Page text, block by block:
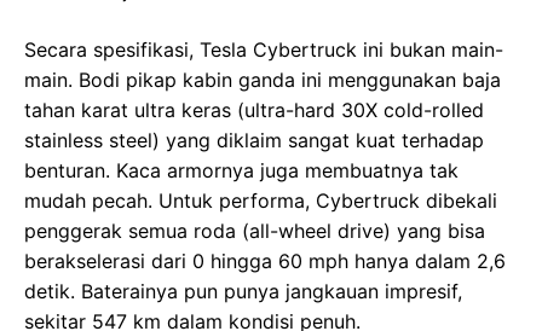
Secara spesifikasi, Tesla Cybertruck ini bukan main-
main. Bodi pikap kabin ganda ini menggunakan baja
tahan karat ultra keras (ultra-hard 30X cold-rolled
stainless steel) yang diklaim sangat kuat terhadap
benturan. Kaca armornya juga membuatnya tak
mudah pecah. Untuk performa, Cybertruck dibekali
penggerak semua roda (all-wheel drive) yang bisa
berakselerasi dari 0 hingga 60 mph hanya dalam 2,6
detik. Baterainya pun punya jangkauan impresif,
sekitar 547 km dalam kondisi penuh.